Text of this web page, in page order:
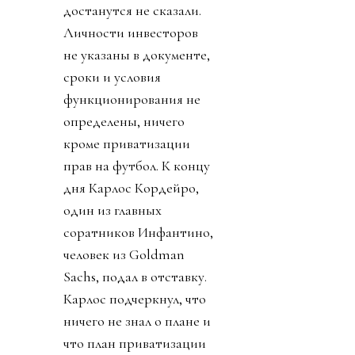
достанутся не сказали.
Личности инвесторов
не указаны в документе,
сроки и условия
функционирования не
определены, ничего
кроме приватизации
прав на футбол. К концу
дня Карлос Кордейро,
один из главных
соратников Инфантино,
человек из Goldman
Sachs, подал в отставку.
Карлос подчеркнул, что
ничего не знал о плане и
что план приватизации